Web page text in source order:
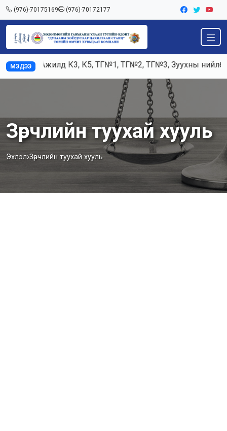
(976)-70175169 (976)-70172177
МЭДЭЭАжилд К3, К5, ТГ№1, ТГ№2, ТГ№3, Зуухны нийлбэр
Зөрчлийн туухай хууль
Эхлэл Зөрчлийн туухай хууль